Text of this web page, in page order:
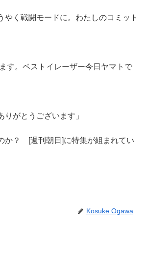
く戦闘モードに。わたしのコミット
す。ペストイレーザー今日ヤマトで
りがとうございます」
か？ [週刊朝日]に特集が組まれてい
Kosuke Ogawa